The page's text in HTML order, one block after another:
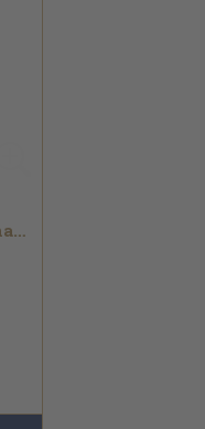
Henriette Charles